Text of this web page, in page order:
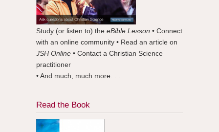
Study (or listen to) the eBible Lesson • Connect
with an online community • Read an article on
JSH Online • Contact a Christian Science
practitioner
• And much, much more. . .
Read the Book